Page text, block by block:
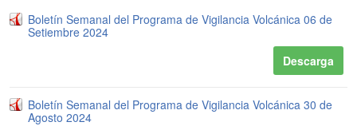
Boletín Semanal del Programa de Vigilancia Volcánica 06 de
Setiembre 2024
Descarga
Boletín Semanal del Programa de Vigilancia Volcánica 30 de
Agosto 2024